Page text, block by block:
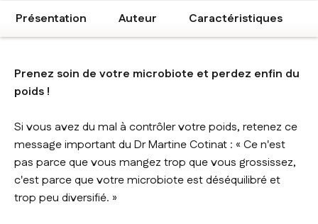
Présentation Auteur Caractéristiques
Prenez soin de votre microbiote et perdez enfin du
poids !
Si vous avez du mal à contrôler votre poids, retenez ce
message important du Dr Martine Cotinat : « Ce n'est
pas parce que vous mangez trop que vous grossissez,
c'est parce que votre microbiote est déséquilibré et
trop peu diversifié. »